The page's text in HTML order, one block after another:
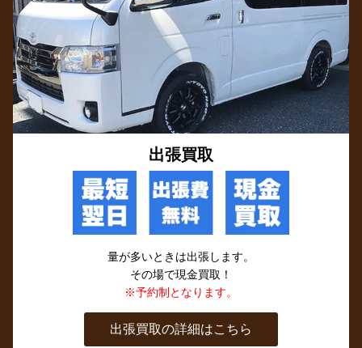
出張買取
量が多いときは出張します。
その場で現金買取！
※予約制となります。
出張買取の詳細はこちら